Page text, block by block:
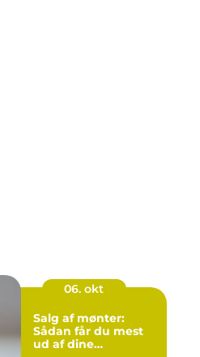
06. okt
Salg af mønter:
Sådan får du mest
ud af dine